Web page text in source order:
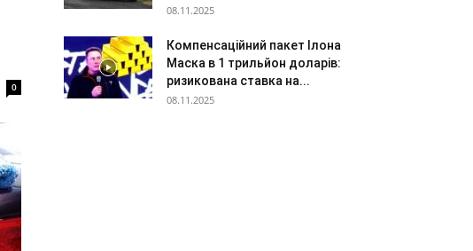
0
08.11.2025
Компенсаційний пакет Ілона
Маска в 1 трильйон доларів:
ризикована ставка на...
08.11.2025